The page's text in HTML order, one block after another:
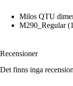
Milos QTU
M290_Regular
Recensioner
Det finns inga